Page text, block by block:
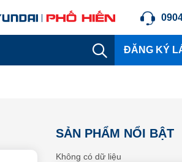
ĐĂNG KÝ
SẢN PHẨM NỔI BẬT
Không có dữ liệu